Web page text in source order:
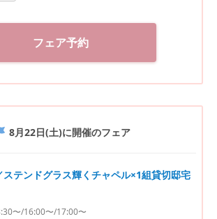
フェア予約
8月22日(土)に開催のフェア
ステンドグラス輝くチャペル×1組貸切邸宅
〜/16:00〜/17:00〜